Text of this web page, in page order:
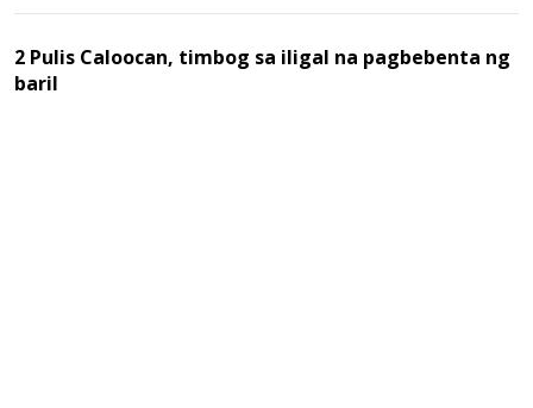
2 Pulis Caloocan, timbog sa iligal na pagbebenta ng
baril